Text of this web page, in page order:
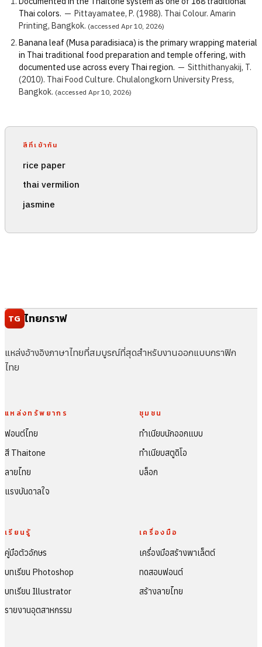
Thai colors. — Pittayamatee, P. (1988). Thai Colour. Amarin
Printing, Bangkok. (accessed Apr 10, 2026)
Banana leaf (Musa paradisiaca) is the primary wrapping material
in Thai traditional food preparation and temple offering, with
documented use across every Thai region. — Sitthithanyakij, T.
(2010). Thai Food Culture. Chulalongkorn University Press,
Bangkok. (accessed Apr 10, 2026)
สีที่เข้ากัน
rice paper
thai vermilion
jasmine
TG ไทยกราฟ
แหล่งอ้างอิงภาษาไทยที่สมบูรณ์ที่สุดสำหรับงานออกแบบกราฟิก
ไทย
แหล่งทรัพยากร
ฟอนต์ไทย
สี Thaitone
ลายไทย
แรงบันดาลใจ
ชุมชน
ทำเนียบนักออกแบบ
ทำเนียบสตูดิโอ
บล็อก
เรียนรู้
คู่มือตัวอักษร
บทเรียน Photoshop
บทเรียน Illustrator
รายงานอุตสาหกรรม
เครื่องมือ
เครื่องมือสร้างพาเล็ตต์
ทดสอบฟอนต์
สร้างลายไทย